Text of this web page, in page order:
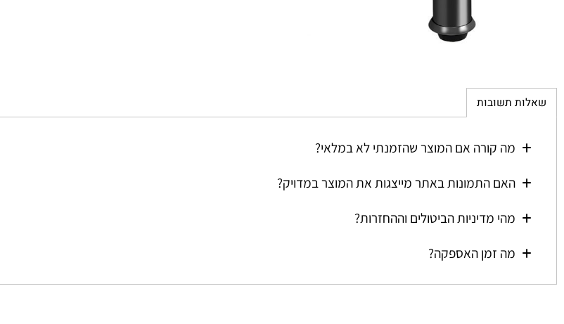
מה קורה אם המוצר שהזמנתי לא במלאי?
האם התמונות באתר מייצגות את המוצר במדויק?
מהי מדיניות הביטולים וההחזרות?
מה זמן האספקה?